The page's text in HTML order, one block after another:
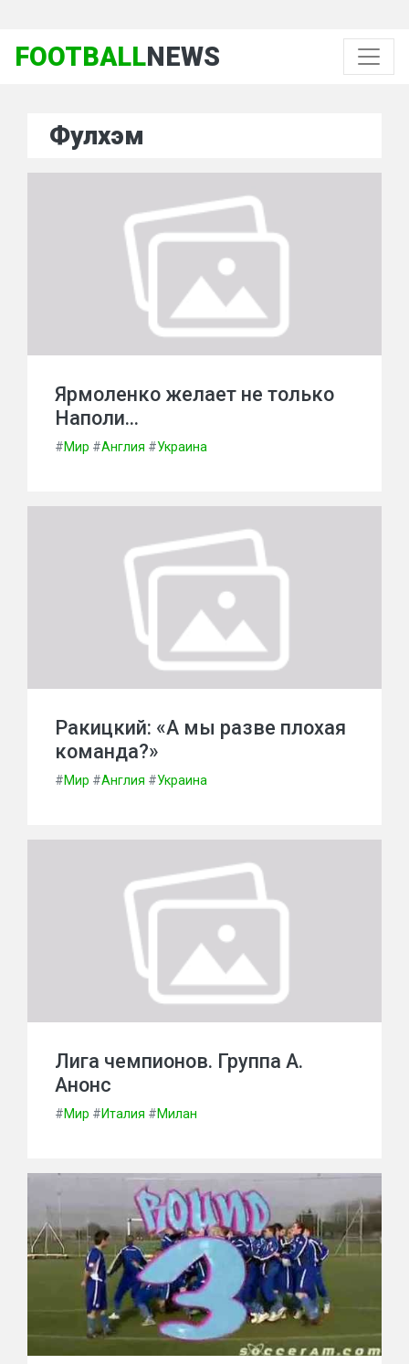
FOOTBALLNEWS
Фулхэм
Ярмоленко желает не только
Наполи…
#Мир #Англия #Украина
Ракицкий: «А мы разве плохая
команда?»
#Мир #Англия #Украина
Лига чемпионов. Группа А.
Анонс
#Мир #Италия #Милан